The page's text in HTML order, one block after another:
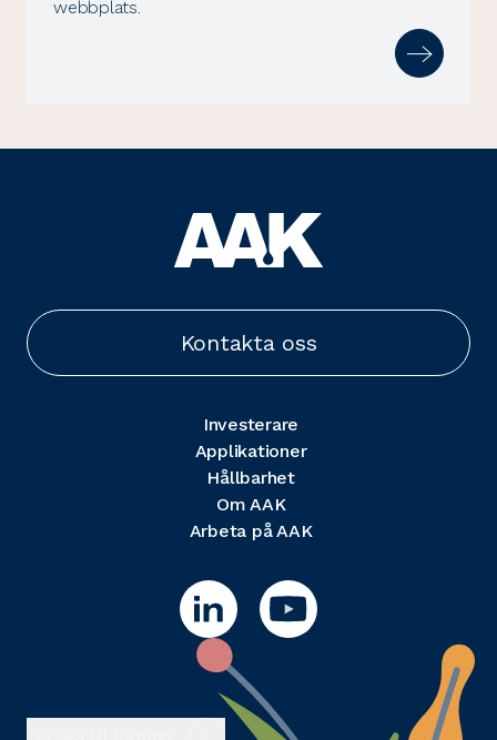
webbplats.
Kontakta oss
Investerare
Applikationer
Hållbarhet
Om AAK
Arbeta på AAK